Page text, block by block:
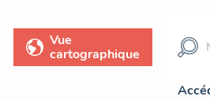
Vue
cartographique